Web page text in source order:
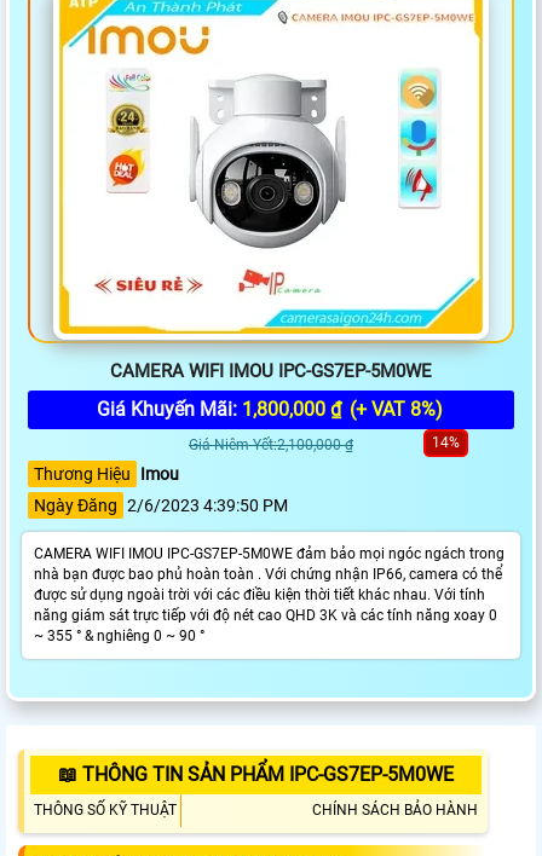
CAMERA WIFI IMOU IPC-GS7EP-5M0WE
Giá Khuyến Mãi: 1,800,000 ₫ (+ VAT 8%)
Giá Niêm Yết:2,100,000 ₫ 14%
Thương Hiệu
Imou
Ngày Đăng 2/6/2023 4:39:50 PM
CAMERA WIFI IMOU IPC-GS7EP-5M0WE đảm bảo mọi ngóc ngách trong
nhà bạn được bao phủ hoàn toàn . Với chứng nhận IP66, camera có thể
được sử dụng ngoài trời với các điều kiện thời tiết khác nhau. Với tính
năng giám sát trực tiếp với độ nét cao QHD 3K và các tính năng xoay 0
~ 355 ° & nghiêng 0 ~ 90 °
📖 THÔNG TIN SẢN PHẨM IPC-GS7EP-5M0WE
THÔNG SỐ KỸ THUẬT CHÍNH SÁCH BẢO HÀNH